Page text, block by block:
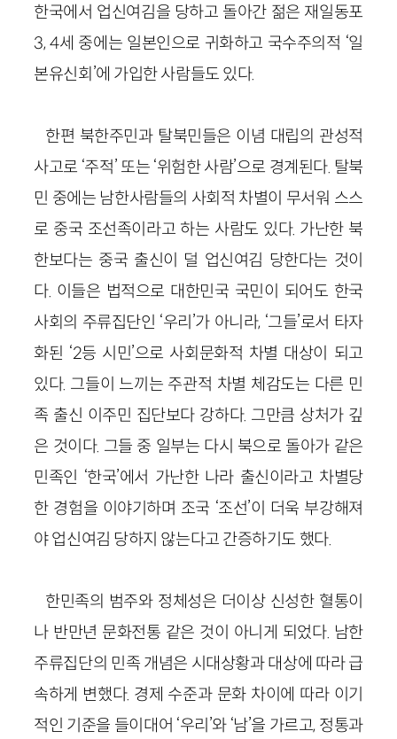
한국에서 업신여김을 당하고 돌아간 젊은 재일동포
3, 4세 중에는 일본인으로 귀화하고 국수주의적 ‘일
본유신회’에 가입한 사람들도 있다.
한편 북한주민과 탈북민들은 이념 대립의 관성적
사고로 ‘주적’ 또는 ‘위험한 사람’으로 경계된다. 탈북
민 중에는 남한사람들의 사회적 차별이 무서워 스스
로 중국 조선족이라고 하는 사람도 있다. 가난한 북
한보다는 중국 출신이 덜 업신여김 당한다는 것이
다. 이들은 법적으로 대한민국 국민이 되어도 한국
사회의 주류집단인 ‘우리’가 아니라, ‘그들’로서 타자
화된 ‘2등 시민’으로 사회문화적 차별 대상이 되고
있다. 그들이 느끼는 주관적 차별 체감도는 다른 민
족 출신 이주민 집단보다 강하다. 그만큼 상처가 깊
은 것이다. 그들 중 일부는 다시 북으로 돌아가 같은
민족인 ‘한국’에서 가난한 나라 출신이라고 차별당
한 경험을 이야기하며 조국 ‘조선’이 더욱 부강해져
야 업신여김 당하지 않는다고 간증하기도 했다.
한민족의 범주와 정체성은 더이상 신성한 혈통이
나 반만년 문화전통 같은 것이 아니게 되었다. 남한
주류집단의 민족 개념은 시대상황과 대상에 따라 급
속하게 변했다. 경제 수준과 문화 차이에 따라 이기
적인 기준을 들이대어 ‘우리’와 ‘남’을 가르고, 정통과